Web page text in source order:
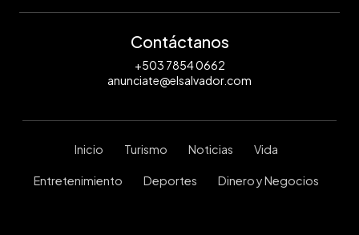
Contáctanos
+503 7854 0662
anunciate@elsalvador.com
Inicio Turismo Noticias Vida
Entretenimiento Deportes Dinero y Negocios